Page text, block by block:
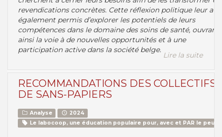
revendications concrètes. Cette réflexion politique leur a
également permis d’explorer les potentiels de leurs
compétences dans le domaine des soins de santé, ouvrant
ainsi la voie à de nouvelles opportunités et à une
participation active dans la société belge.
Lire la suite
RECOMMANDATIONS DES COLLECTIFS
DE SANS-PAPIERS
Analyse
2024
Le labocoop, une éducation populaire pour, avec et PAR le